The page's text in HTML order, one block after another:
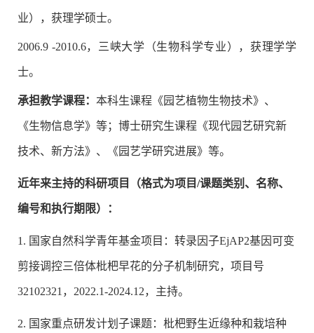
业），获理学硕士。
2006.9 -2010.6，三峡大学（生物科学专业），获理学学
士。
承担教学课程： 本科生课程《园艺植物生物技术》、
《生物信息学》等；博士研究生课程《现代园艺研究新
技术、新方法》、《园艺学研究进展》等。
近年来主持的科研项目（格式为项目/课题类别、名称、
编号和执行期限）：
1. 国家自然科学青年基金项目：转录因子EjAP2基因可变
剪接调控三倍体枇杷早花的分子机制研究，项目号
32102321，2022.1-2024.12，主持。
2. 国家重点研发计划子课题：枇杷野生近缘种和栽培种